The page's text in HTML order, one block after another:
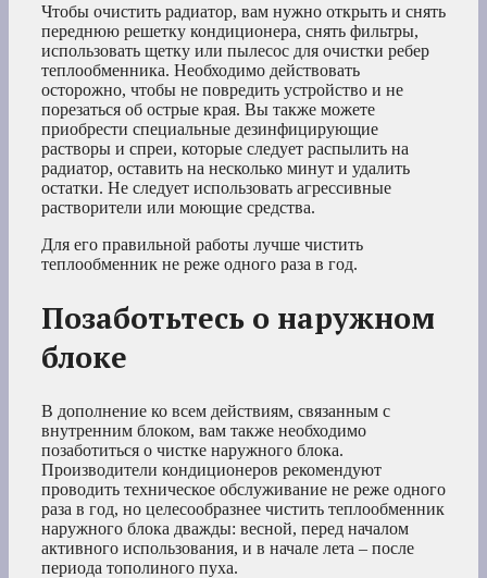
Чтобы очистить радиатор, вам нужно открыть и снять
переднюю решетку кондиционера, снять фильтры,
использовать щетку или пылесос для очистки ребер
теплообменника. Необходимо действовать
осторожно, чтобы не повредить устройство и не
порезаться об острые края. Вы также можете
приобрести специальные дезинфицирующие
растворы и спреи, которые следует распылить на
радиатор, оставить на несколько минут и удалить
остатки. Не следует использовать агрессивные
растворители или моющие средства.
Для его правильной работы лучше чистить
теплообменник не реже одного раза в год.
Позаботьтесь о наружном
блоке
В дополнение ко всем действиям, связанным с
внутренним блоком, вам также необходимо
позаботиться о чистке наружного блока.
Производители кондиционеров рекомендуют
проводить техническое обслуживание не реже одного
раза в год, но целесообразнее чистить теплообменник
наружного блока дважды: весной, перед началом
активного использования, и в начале лета – после
периода тополиного пуха.